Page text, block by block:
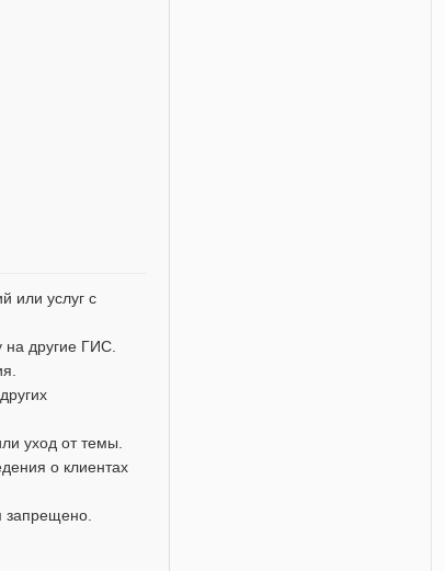
или услуг с
на другие ГИС.
уход от темы.
о клиентах
запрещено.